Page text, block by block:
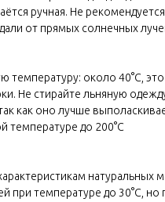
ручная. Не
от прямых солнечных
около 40°C,
Не стирайте льняную
оно лучше
до 200°C
при температуре до 30°C,